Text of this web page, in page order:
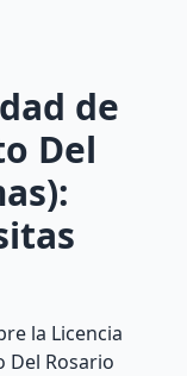
de
Del
la Licencia
Del Rosario